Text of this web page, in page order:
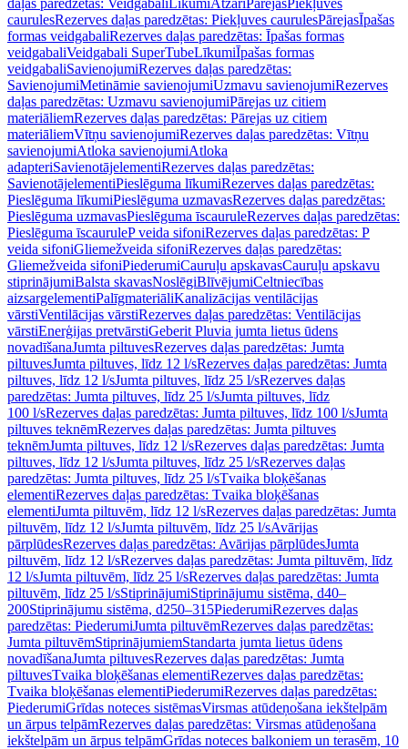
daļas paredzētas: Veidgabali LīkumiAtzari PārejasPiekļuves
caurulesRezerves daļas paredzētas: Piekļuves caurulesPārejasĪpašas
formas veidgabaliRezerves daļas paredzētas: Īpašas formas
veidgabaliVeidgabali SuperTubeLīkumiĪpašas formas
veidgabaliSavienojumiRezerves daļas paredzētas:
SavienojumiMetināmie savienojumiUzmavu savienojumiRezerves
daļas paredzētas: Uzmavu savienojumiPārejas uz citiem
materiāliemRezerves daļas paredzētas: Pārejas uz citiem
materiāliemVītņu savienojumiRezerves daļas paredzētas: Vītņu
savienojumiAtloka savienojumiAtloka
adapteriSavienotājelementiRezerves daļas paredzētas:
SavienotājelementiPieslēguma līkumiRezerves daļas paredzētas:
Pieslēguma līkumiPieslēguma uzmavasRezerves daļas paredzētas:
Pieslēguma uzmavasPieslēguma īscauruleRezerves daļas paredzētas:
Pieslēguma īscauruleP veida sifoniRezerves daļas paredzētas: P
veida sifoniGliemežveida sifoniRezerves daļas paredzētas:
Gliemežveida sifoniPiederumiCauruļu apskavasCauruļu apskavu
stiprinājumiBalsta skavasNoslēgiBlīvējumiCeltniecības
aizsargelementiPalīgmateriāliKanalizācijas ventilācijas
vārstiVentilācijas vārstiRezerves daļas paredzētas: Ventilācijas
vārstiEnerģijas pretvārstiGeberit Pluvia jumta lietus ūdens
novadīšanaJumta piltuvesRezerves daļas paredzētas: Jumta
piltuvesJumta piltuves, līdz 12 l/sRezerves daļas paredzētas: Jumta
piltuves, līdz 12 l/sJumta piltuves, līdz 25 l/sRezerves daļas
paredzētas: Jumta piltuves, līdz 25 l/sJumta piltuves, līdz
100 l/sRezerves daļas paredzētas: Jumta piltuves, līdz 100 l/sJumta
piltuves teknēmRezerves daļas paredzētas: Jumta piltuves
teknēmJumta piltuves, līdz 12 l/sRezerves daļas paredzētas: Jumta
piltuves, līdz 12 l/sJumta piltuves, līdz 25 l/sRezerves daļas
paredzētas: Jumta piltuves, līdz 25 l/sTvaika bloķēšanas
elementiRezerves daļas paredzētas: Tvaika bloķēšanas
elementiJumta piltuvēm, līdz 12 l/sRezerves daļas paredzētas: Jumta
piltuvēm, līdz 12 l/sJumta piltuvēm, līdz 25 l/sAvārijas
pārplūdesRezerves daļas paredzētas: Avārijas pārplūdesJumta
piltuvēm, līdz 12 l/sRezerves daļas paredzētas: Jumta piltuvēm, līdz
12 l/sJumta piltuvēm, līdz 25 l/sRezerves daļas paredzētas: Jumta
piltuvēm, līdz 25 l/sStiprinājumiStiprinājumu sistēma, d40–
200Stiprinājumu sistēma, d250–315PiederumiRezerves daļas
paredzētas: PiederumiJumta piltuvēmRezerves daļas paredzētas:
Jumta piltuvēmStiprinājumiemStandarta jumta lietus ūdens
novadīšanaJumta piltuvesRezerves daļas paredzētas: Jumta
piltuvesTvaika bloķēšanas elementiRezerves daļas paredzētas:
Tvaika bloķēšanas elementiPiederumiRezerves daļas paredzētas:
PiederumiGrīdas noteces sistēmasVirsmas atūdeņošana iekštelpām
un ārpus telpāmRezerves daļas paredzētas: Virsmas atūdeņošana
iekštelpām un ārpus telpāmGrīdas noteces balkoniem un terasēm, 10